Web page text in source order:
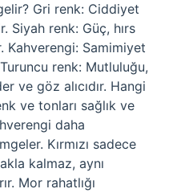
Gri renk: Ciddiyet
Siyah renk: Güç, hırs
Kahverengi: Samimiyet
renk: Mutluluğu,
ve göz alıcıdır. Hangi
ve tonları sağlık ve
daha
Kırmızı sadece
kalmaz, aynı
Mor rahatlığı